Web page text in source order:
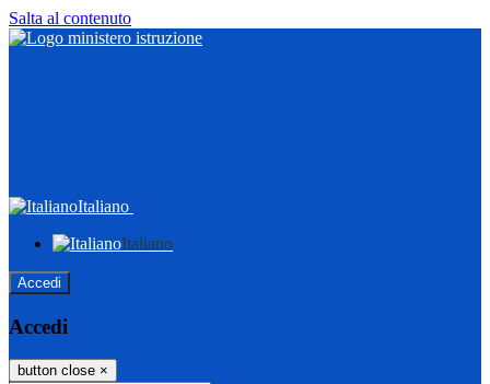
Salta al contenuto
Italiano
Italiano
Accedi
Accedi
button close ×